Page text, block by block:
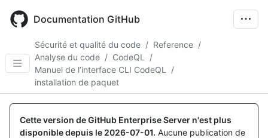
main
Documentation GitHub
Sécurité et qualité du code / Reference /
Analyse du code / CodeQL
/
Manuel de l’interface CLI CodeQL
/
installation de paquet
Cette version de GitHub Enterprise Server n'est plus
disponible depuis le 2026-07-01. Aucune publication de